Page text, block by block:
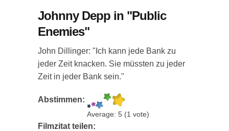
Johnny Depp in "Public
Enemies"
John Dillinger: "Ich kann jede Bank zu
jeder Zeit knacken. Sie müssten zu jeder
Zeit in jeder Bank sein."
Abstimmen:
Average: 5 (1 vote)
Filmzitat teilen: